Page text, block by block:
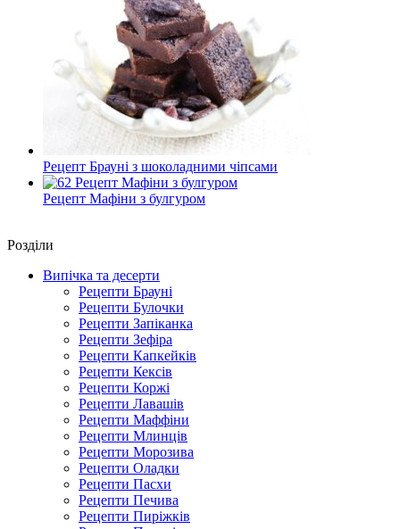
Рецепт Брауні з шоколадними чіпсами
Рецепт Мафіни з булгуром
Роздiли
Випічка та десерти
Рецепти Брауні
Рецепти Булочки
Рецепти Запіканка
Рецепти Зефіра
Рецепти Капкейків
Рецепти Кексів
Рецепти Коржі
Рецепти Лавашів
Рецепти Маффіни
Рецепти Млинців
Рецепти Морозива
Рецепти Оладки
Рецепти Пасхи
Рецепти Печива
Рецепти Пиріжків